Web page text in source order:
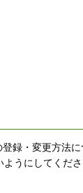
録・変更方法
うにしてくださ